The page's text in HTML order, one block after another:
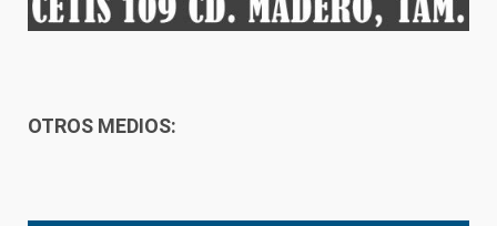
OTROS MEDIOS: